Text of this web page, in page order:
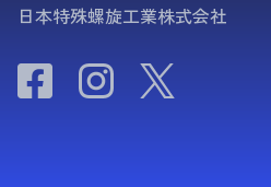
日本特殊螺旋工業株式会社